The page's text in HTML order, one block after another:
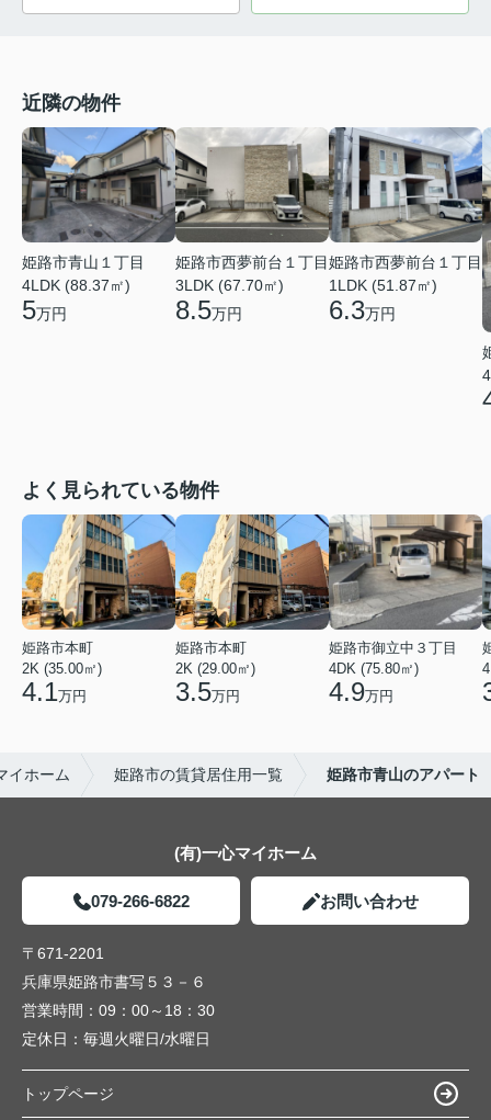
近隣の物件
姫路市青山１丁目
4LDK (88.37㎡)
5万円
姫路市西夢前台１丁目
3LDK (67.70㎡)
8.5万円
姫路市西夢前台１丁目
1LDK (51.87㎡)
6.3万円
よく見られている物件
姫路市本町
2K (35.00㎡)
4.1万円
姫路市本町
2K (29.00㎡)
3.5万円
姫路市御立中３丁目
4DK (75.80㎡)
4.9万円
イホーム 姫路市の賃貸居住用一覧 姫路市青山のアパート
(有)一心マイホーム
079-266-6822 お問い合わせ
〒671-2201
兵庫県姫路市書写５３－６
営業時間： 09：00～18：30
定休日： 毎週火曜日/水曜日
トップページ